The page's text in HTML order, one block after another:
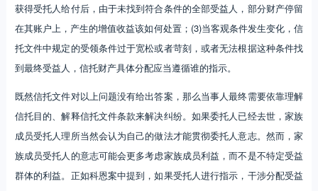
获得受托人给付后，由于未找到符合条件的全部受益人，部分财产停留
在其账户上，产生的增值收益该如何处置；(3)当客观条件发生变化，信
托文件中规定的受领条件过于宽松或者苛刻，或者无法根据这种条件找
到最终受益人，信托财产具体分配应当遵循谁的指示。
既然信托文件对以上问题没有给出答案，那么当事人最终需要依靠理解
信托目的、解释信托文件条款来解决纠纷。如果委托人已经去世，家族
成员受托人理所当然会认为自己的做法才能贯彻委托人意志。然而，家
族成员受托人的意志可能会更多考虑家族成员利益，而不是不特定受益
群体的利益。正如科恩案中提到，如果受托人进行指示，干涉分配受益